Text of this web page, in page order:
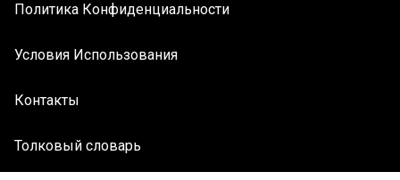
Политика Конфиденциальности
Условия Использования
Контакты
Толковый словарь